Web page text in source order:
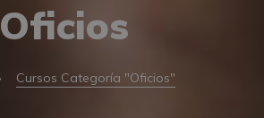
Oficios
Cursos Categoría "Oficios"